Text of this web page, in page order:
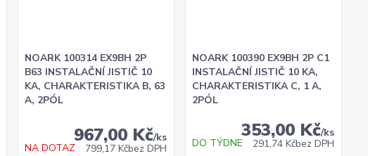
NOARK 100314 EX9BH 2P
B63 INSTALAČNÍ JISTIČ 10
KA, CHARAKTERISTIKA B, 63
A, 2PÓL
967,00 Kč/ks
799,17 Kčbez DPH
NA DOTAZ
NOARK 100390 EX9BH 2P C1
INSTALAČNÍ JISTIČ 10 KA,
CHARAKTERISTIKA C, 1 A,
2PÓL
353,00 Kč/ks
291,74 Kčbez DPH
DO TÝDNE